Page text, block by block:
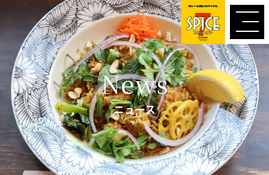
プ
News
ニュース